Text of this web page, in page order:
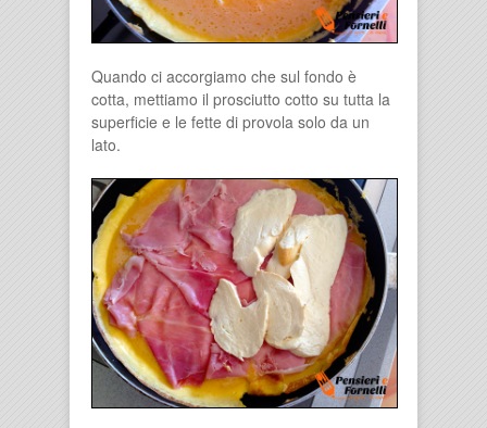
Quando ci accorgiamo che sul fondo è
cotta, mettiamo il prosciutto cotto su tutta la
superficie e le fette di provola solo da un
lato.